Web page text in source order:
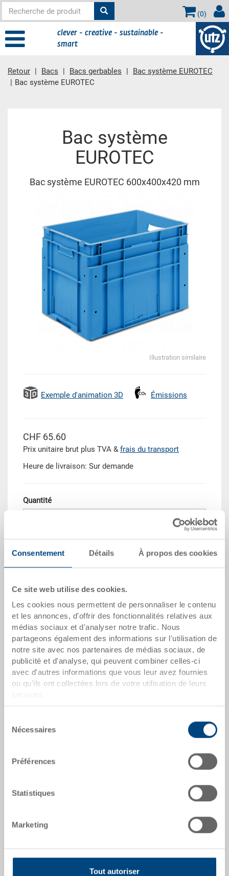
Consentement Détails À propos des cookies
Ce site web utilise des cookies.
Les cookies nous permettent de personnaliser le contenu
et les annonces, d'offrir des fonctionnalités relatives aux
médias sociaux et d'analyser notre trafic. Nous
partageons également des informations sur l'utilisation de
notre site avec nos partenaires de médias sociaux, de
publicité et d'analyse, qui peuvent combiner celles-ci
avec d'autres informations que vous leur avez fournies
ou qu'ils ont collectées lors de votre utilisation de leurs
Nécessaires
Préférences
Statistiques
Marketing
Tout autoriser
(0)
clever - creative - sustainable -
smart
Retour Bacs Bacs gerbables
Bac système EUROTEC
Bac système EUROTEC
Bac système
EUROTEC
Bac système EUROTEC 600x400x420 mm
Illustration similaire
Exemple d'animation 3D Émissions
CHF 65.60
Prix unitaire brut plus TVA & frais du transport
Heure de livraison: Sur demande
Quantité
Quantité de commande minimale: 250 unités
Quantité échelonnée
Dès 250 pièces CHF 42.65
Quantités échelonnées correspondent aux unités
d’emballage.
dates de l'article
600 x 400 x 420 mm
Données techniques